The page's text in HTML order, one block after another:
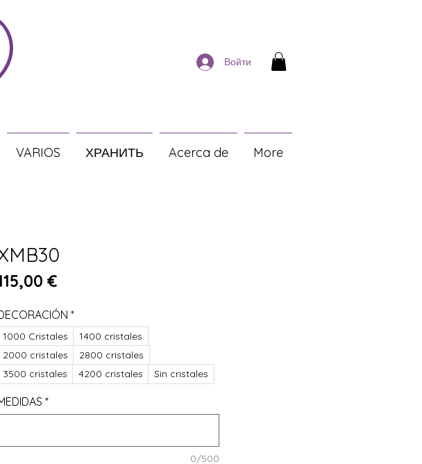
Войти
VARIOS ХРАНИТЬ Acerca de More
€
*
1000 Cristales
1400 cristales
2000 cristales
2800 cristales
3500 cristales
4200 cristales Sin cristales
*
0/500